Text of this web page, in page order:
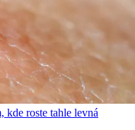
kde roste tahle levná